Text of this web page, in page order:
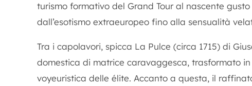
turismo formativo del Grand Tour al nascente
dall’esotismo extraeuropeo fino alla sensualità
Tra i capolavori, spicca La Pulce (circa 1715) di
domestica di matrice caravaggesca, trasformato
voyeuristica delle élite. Accanto a questa, il